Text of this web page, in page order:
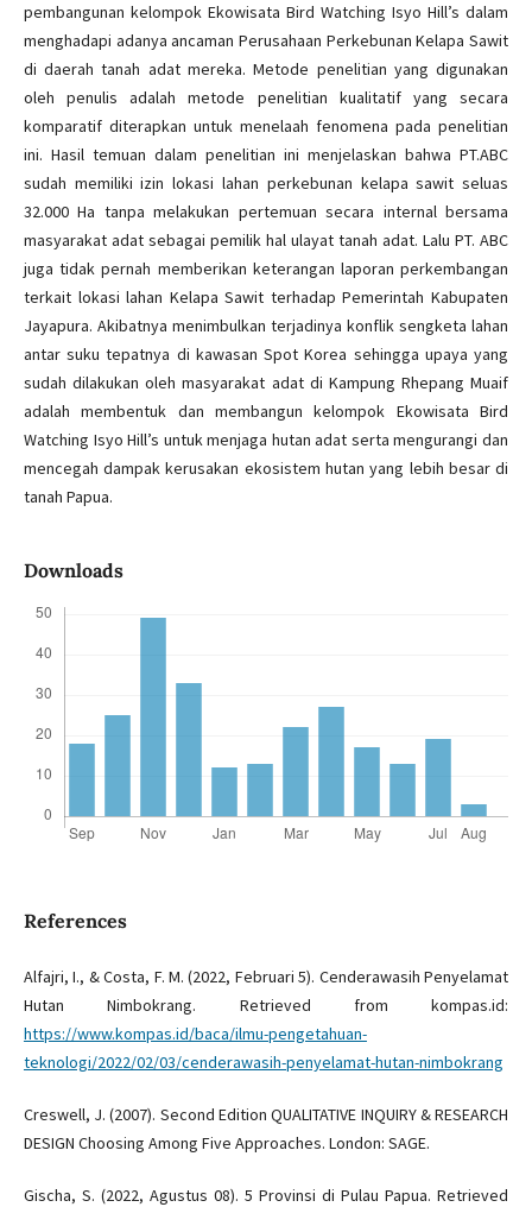
pembangunan kelompok Ekowisata Bird Watching Isyo Hill’s dalam
menghadapi adanya ancaman Perusahaan Perkebunan Kelapa Sawit
di daerah tanah adat mereka. Metode penelitian yang digunakan
oleh penulis adalah metode penelitian kualitatif yang secara
komparatif diterapkan untuk menelaah fenomena pada penelitian
ini. Hasil temuan dalam penelitian ini menjelaskan bahwa PT.ABC
sudah memiliki izin lokasi lahan perkebunan kelapa sawit seluas
32.000 Ha tanpa melakukan pertemuan secara internal bersama
masyarakat adat sebagai pemilik hal ulayat tanah adat. Lalu PT. ABC
juga tidak pernah memberikan keterangan laporan perkembangan
terkait lokasi lahan Kelapa Sawit terhadap Pemerintah Kabupaten
Jayapura. Akibatnya menimbulkan terjadinya konflik sengketa lahan
antar suku tepatnya di kawasan Spot Korea sehingga upaya yang
sudah dilakukan oleh masyarakat adat di Kampung Rhepang Muaif
adalah membentuk dan membangun kelompok Ekowisata Bird
Watching Isyo Hill’s untuk menjaga hutan adat serta mengurangi dan
mencegah dampak kerusakan ekosistem hutan yang lebih besar di
tanah Papua.
Downloads
References
Alfajri, I., & Costa, F. M. (2022, Februari 5). Cenderawasih Penyelamat
Hutan Nimbokrang. Retrieved from kompas.id:
https://www.kompas.id/baca/ilmu-pengetahuan-
teknologi/2022/02/03/cenderawasih-penyelamat-hutan-nimbokrang
Creswell, J. (2007). Second Edition QUALITATIVE INQUIRY & RESEARCH
DESIGN Choosing Among Five Approaches. London: SAGE.
Gischa, S. (2022, Agustus 08). 5 Provinsi di Pulau Papua. Retrieved